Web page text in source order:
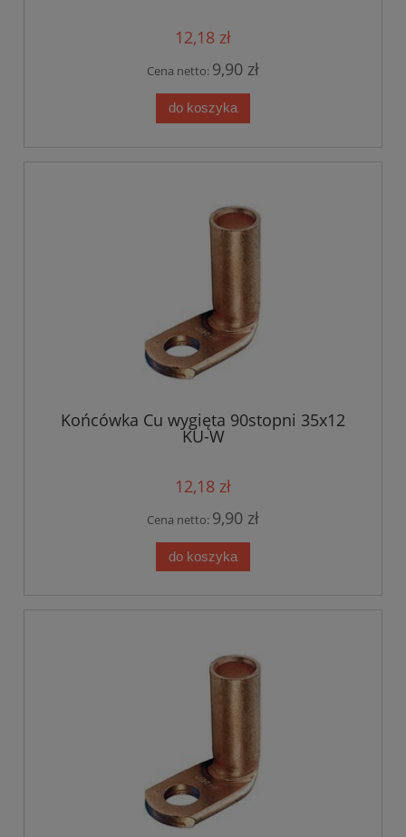
12,18 zł
Cena netto: 9,90 zł
do koszyka
Końcówka Cu wygięta 90stopni 35x12
KU-W
12,18 zł
Cena netto: 9,90 zł
do koszyka